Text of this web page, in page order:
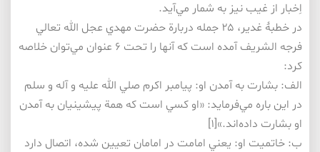
اِخبار از غيب نيز به شمار مي‌آيد.
در خطبۀ غدير، ۲۵ جمله دربارة حضرت مهدي عجل الله تعالي
فرجه الشريف آمده است كه آنها را تحت ۶ عنوان مي‌توان خلاصه
كرد:
الف: بشارت به آمدن او: پيامبر اكرم صلي الله عليه و آله و سلم
در اين باره مي‌فرمايد: «او كسي است كه همة پيشينيان به آمدن
او بشارت داده‌اند.»[۱]
ب: خاتميت او: يعني امامت در امامان تعيين شده، اتصال دارد